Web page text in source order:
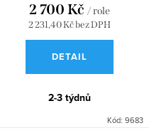
2 231,40 Kč bez DPH
2 700 Kč / role
DETAIL
2-3 týdnů
Kód: 9683